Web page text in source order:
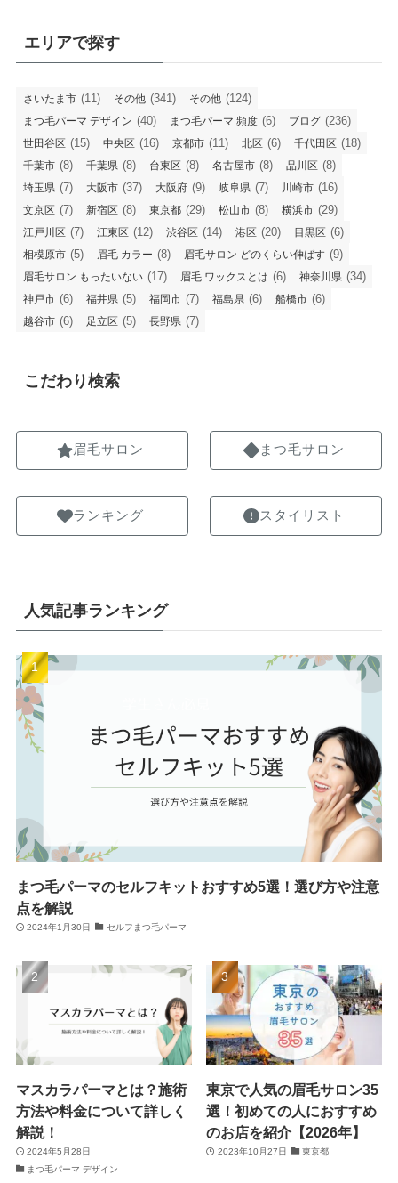
エリアで探す
さいたま市 (11) その他 (341) その他 (124)
まつ毛パーマ デザイン (40) まつ毛パーマ 頻度 (6) ブログ (236)
世田谷区 (15) 中央区 (16) 京都市 (11) 北区 (6) 千代田区 (18)
千葉市 (8) 千葉県 (8) 台東区 (8) 名古屋市 (8) 品川区 (8)
埼玉県 (7) 大阪市 (37) 大阪府 (9) 岐阜県 (7) 川崎市 (16)
文京区 (7) 新宿区 (8) 東京都 (29) 松山市 (8) 横浜市 (29)
江戸川区 (7) 江東区 (12) 渋谷区 (14) 港区 (20) 目黒区 (6)
相模原市 (5) 眉毛 カラー (8) 眉毛サロン どのくらい伸ばす (9)
眉毛サロン もったいない (17) 眉毛 ワックスとは (6) 神奈川県 (34)
神戸市 (6) 福井県 (5) 福岡市 (7) 福島県 (6) 船橋市 (6)
越谷市 (6) 足立区 (5) 長野県 (7)
こだわり検索
眉毛サロン
ランキング
まつ毛サロン
スタイリスト
人気記事ランキング
まつ毛パーマのセルフキットおすすめ5選！選び方や注意
点を解説
2024年1月30日 セルフまつ毛パーマ
マスカラパーマとは？施術
方法や料金について詳しく
解説！
2024年5月28日
まつ毛パーマ デザイン
東京で人気の眉毛サロン35
選！初めての人におすすめ
のお店を紹介【2026年】
2023年10月27日 東京都